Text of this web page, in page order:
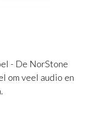
- De NorStone
om veel audio en